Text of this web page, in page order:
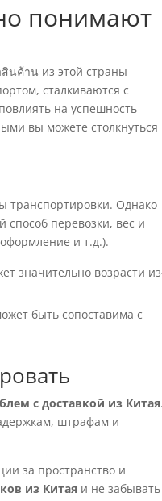
понимают
นค้าน из этой страны
сталкиваются с
на успешность
вы можете столкнуться
транспортировки. Однако
способ перевозки, вес и
и т.д.).
значительно возрасти
быть сопоставима с
с доставкой из Китая.
штрафам и
за пространство и
из Китая и не